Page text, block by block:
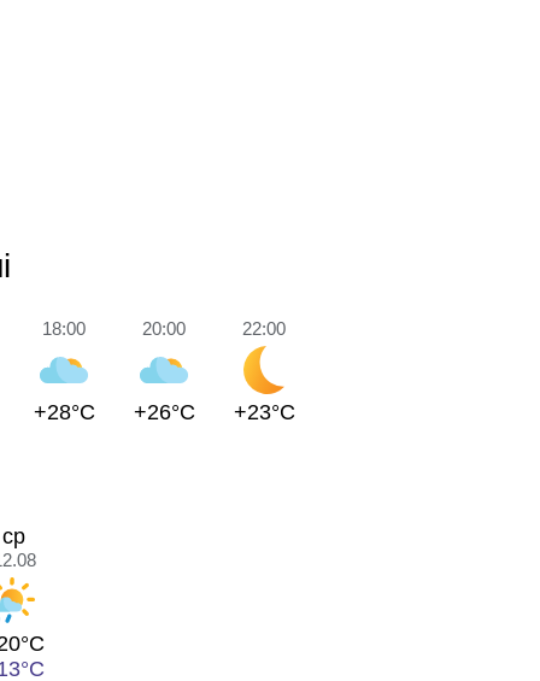
18:00
+28°C
20:00
+26°C
22:00
+23°C
ср